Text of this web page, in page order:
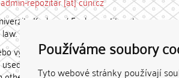
Používáme soubory
Tyto webové stránky používají
Karlovy. / Each constituent
vydávány za studijní, vědeckou
for any commercial purposes